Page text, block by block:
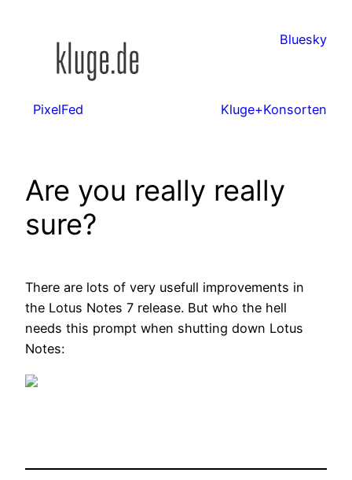
Bluesky
PixelFed Kluge+Konsorten
Are you really really
sure?
There are lots of very usefull improvements in
the Lotus Notes 7 release. But who the hell
needs this prompt when shutting down Lotus
Notes: